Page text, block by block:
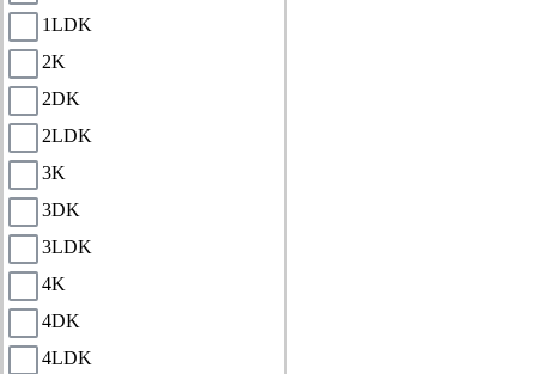
1LDK
2K
2DK
2LDK
3K
3DK
3LDK
4K
4DK
4LDK